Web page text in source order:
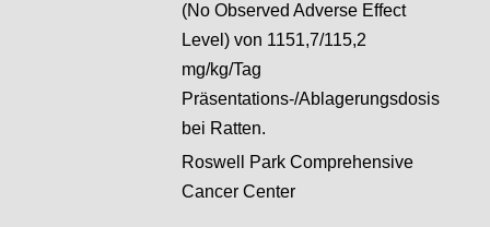
(No Observed Adverse Effect
Level) von 1151,7/115,2
mg/kg/Tag
Präsentations-/Ablagerungsdosis
bei Ratten.
Roswell Park Comprehensive
Cancer Center